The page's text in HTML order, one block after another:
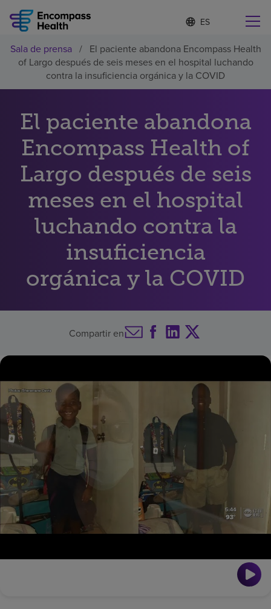
Lista
de
idiomas
contraída
d
o
m
a
e
c
c
i
o
n
d
Encuentre una localidad cerca de usted
Por qué debe elegirnos
Servicios de rehabilitación
Pacientes y cuidadores
Recursos de salud
Acerca de nosotros
Buscar un centro
Pagar mi factura
Sala de prensa / El paciente abandona Encompass Health
of Largo después de seis meses en el hospital luchando
contra la insuficiencia orgánica y la COVID
El paciente abandona
Encompass Health of
Largo después de seis
meses en el hospital
luchando contra la
insuficiencia
orgánica y la COVID
Compartir en